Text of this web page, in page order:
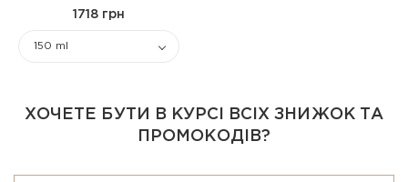
1718 грн
150 ml
ХОЧЕТЕ БУТИ В КУРСІ ВСІХ ЗНИЖОК ТА
ПРОМОКОДІВ?